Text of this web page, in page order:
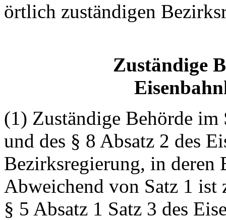
örtlich zuständigen
Zuständige
(1) Zuständige Behörde im
und des § 8 Absatz 2 des
Bezirksregierung, in
Abweichend von Satz 1 ist
§ 5 Absatz 1 Satz 3 des